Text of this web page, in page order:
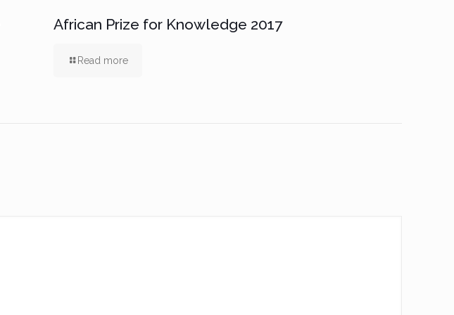
African Prize for Knowledge 2017
Read more